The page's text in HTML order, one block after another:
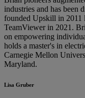
industries and has been
founded Upskill in 2011
TeamViewer in 2021.
on empowering
holds a master's in
Carnegie Mellon
Maryland.
Lisa Gruber